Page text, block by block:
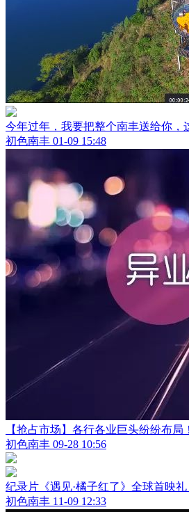
今年过年，我要把整个南丰送给你，
初色南丰 01-09 15:48
【抢占市场】各行各业巨头纷纷布局
初色南丰 09-28 10:56
纪录片《遇见·橘子红了》全球首映
初色南丰 11-09 12:33